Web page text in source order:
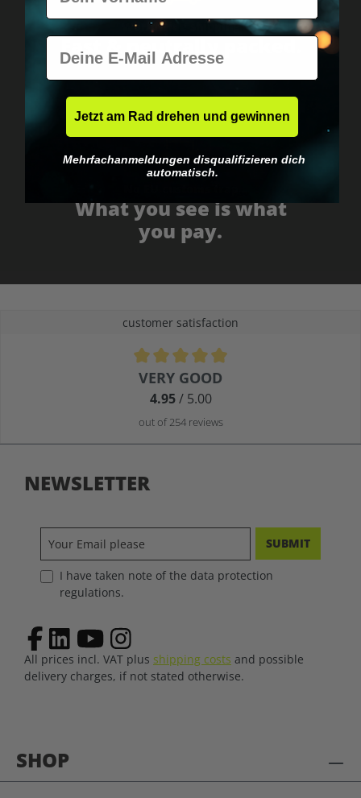
Worldwide shipping
Fast & neutrally packed.
What you see is what
you pay.
customer satisfaction
Average rating of 4.9 out of 5 stars
VERY GOOD
4.95/ 5.00
out of 254 reviews
SHOP
NEWSLETTER
SUBMIT
I have taken note of the data protection
regulations.
All prices incl. VAT plus shipping costs and possible
delivery charges, if not stated otherwise.
E-Mail
Jetzt am Rad drehen und gewinnen
Mehrfachanmeldungen disqualifizieren dich
automatisch.